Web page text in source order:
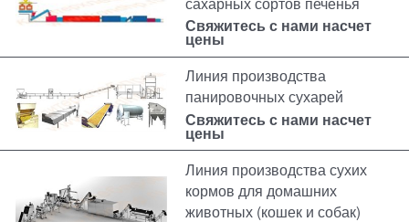
Свяжитесь с нами насчет
цены
Линия производства
панировочных сухарей
Свяжитесь с нами насчет
цены
Линия производства сухих
кормов для домашних
животных (кошек и собак)